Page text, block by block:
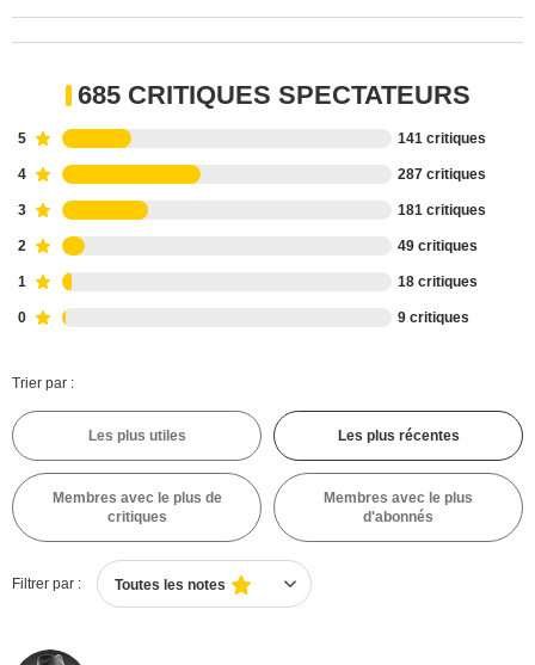
685 CRITIQUES SPECTATEURS
5 141 critiques
4 287 critiques
3 181 critiques
2 49 critiques
1 18 critiques
0 9 critiques
Trier par :
Les plus utiles Les plus récentes
Membres avec le plus de
critiques
Membres avec le plus
d'abonnés
Filtrer par : Toutes les notes